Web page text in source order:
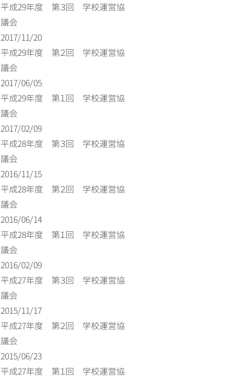
平成29年度 第３回 学校運営協
議会
2017/11/20
平成29年度 第２回 学校運営協
議会
2017/06/05
平成29年度 第１回 学校運営協
議会
2017/02/09
平成28年度 第３回 学校運営協
議会
2016/11/15
平成28年度 第２回 学校運営協
議会
2016/06/14
平成28年度 第１回 学校運営協
議会
2016/02/09
平成27年度 第３回 学校運営協
議会
2015/11/17
平成27年度 第２回 学校運営協
議会
2015/06/23
平成27年度 第１回 学校運営協